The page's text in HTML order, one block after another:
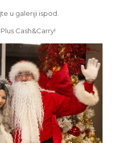
u galeriji ispod.
Cash&Carry!